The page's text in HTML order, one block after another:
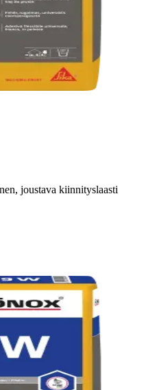
joustava kiinnityslaasti